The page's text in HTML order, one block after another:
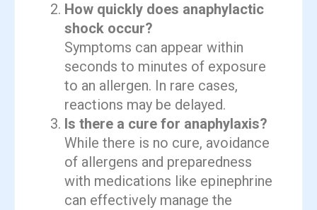
How quickly does anaphylactic
shock occur?
Symptoms can appear within
seconds to minutes of exposure
to an allergen. In rare cases,
reactions may be delayed.
Is there a cure for anaphylaxis?
While there is no cure, avoidance
of allergens and preparedness
with medications like epinephrine
can effectively manage the